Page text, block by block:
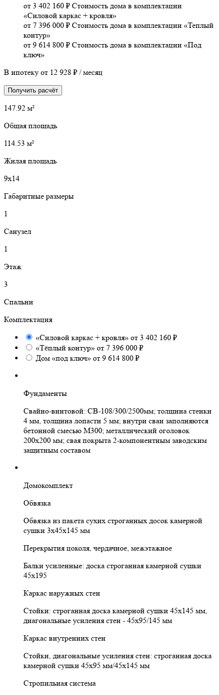
от 3 402 160 ₽ Стоимость дома в комплектации
«Силовой каркас + кровля»
от 7 396 000 ₽ Стоимость дома в комплектации «Теплый
контур»
от 9 614 800 ₽ Стоимость дома в комплектации «Под
ключ»
В ипотеку от 12 928 ₽ / месяц
Получить расчёт
147.92 м²
Общая площадь
114.53 м²
Жилая площадь
9х14
Габаритные размеры
1
Санузел
1
Этаж
3
Спальни
Комплектация
«Силовой каркас + кровля» от 3 402 160 ₽
«Тёплый контур» от 7 396 000 ₽
Дом «под ключ» от 9 614 800 ₽
Фундаменты
Свайно-винтовой: СВ-108/300/2500мм; толщина стенки
4 мм, толщина лопасти 5 мм; внутри сваи заполняются
бетонной смесью М300; металлический оголовок
200х200 мм; свая покрыта 2-компонентным заводским
защитным составом
Домокомплект
Обвязка
Обвязка из пакета сухих строганных досок камерной
сушки 3х45х145 мм
Перекрытия цоколя, чердачное, межэтажное
Балки усиленные: доска строганная камерной сушки
45х195
Каркас наружных стен
Стойки: строганная доска камерной сушки 45х145 мм,
диагональные усиления стен - 45х95/145 мм
Каркас внутренних стен
Стойки, диагональные усиления стен: строганная доска
камерной сушки 45х95 мм/45х145 мм
Стропильная система